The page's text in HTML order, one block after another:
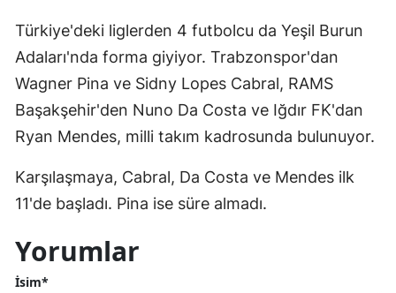
Türkiye'deki liglerden 4 futbolcu da Yeşil Burun
Adaları'nda forma giyiyor. Trabzonspor'dan
Wagner Pina ve Sidny Lopes Cabral, RAMS
Başakşehir'den Nuno Da Costa ve Iğdır FK'dan
Ryan Mendes, milli takım kadrosunda bulunuyor.
Karşılaşmaya, Cabral, Da Costa ve Mendes ilk
11'de başladı. Pina ise süre almadı.
Yorumlar
İsim*